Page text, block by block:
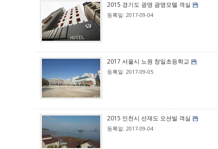
2015 경기도 광명 광명모텔 객실
등록일: 2017-09-04
2017 서울시 노원 창일초등학교
등록일: 2017-09-05
2015 인천시 선재도 오션빌 객실
등록일: 2017-09-04